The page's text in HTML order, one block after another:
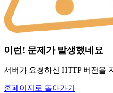
이런! 문제가 발생했네요
서버가 요청하신 HTTP 버전을
홈페이지로 돌아가기